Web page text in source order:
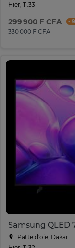
Hier, 11:33
299 900 F CFA -
330 000 F CFA
Samsung QLED
Patte d‘oie, Dakar